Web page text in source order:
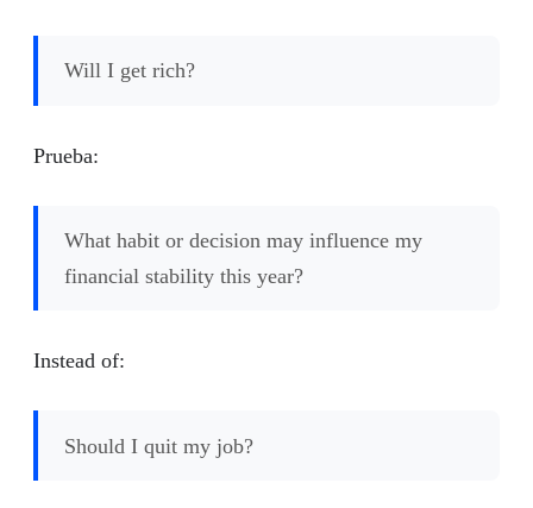
Will I get rich?
Prueba:
What habit or decision may influence my
financial stability this year?
Instead of:
Should I quit my job?